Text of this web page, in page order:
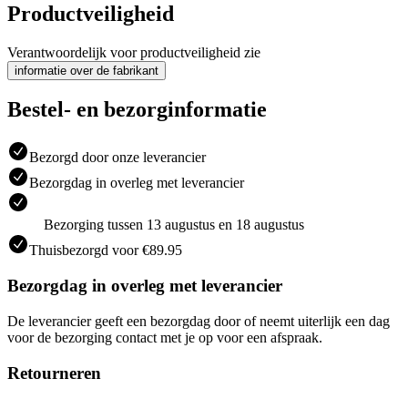
Productveiligheid
Verantwoordelijk voor productveiligheid zie
informatie over de fabrikant
Bestel- en bezorginformatie
Bezorgd door onze leverancier
Bezorgdag in overleg met leverancier
Bezorging tussen 13 augustus en 18 augustus
Thuisbezorgd voor €89.95
Bezorgdag in overleg met leverancier
De leverancier geeft een bezorgdag door of neemt uiterlijk een dag
voor de bezorging contact met je op voor een afspraak.
Retourneren